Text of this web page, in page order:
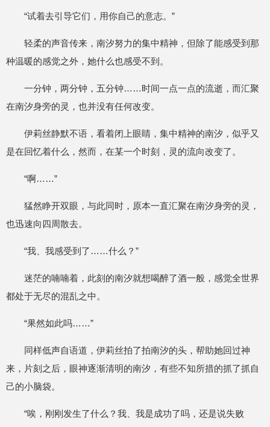
“试着去引导它们，用你自己的意志。”
轻柔的声音传来，南汐努力的集中精神，但除了能感受到那
种温暖的感觉之外，她什么也感受不到。
一分钟，两分钟，五分钟……时间一点一点的流逝，而汇聚
在南汐身旁的灵，也并没有任何改变。
伊莉丝静默不语，看着闭上眼睛，集中精神的南汐，似乎又
是在回忆着什么，然而，在某一个时刻，灵的流向改变了。
“啊……”
猛然睁开双眼，与此同时，原本一直汇聚在南汐身旁的灵，
也迅速向四周散去。
“我、我感受到了……什么？”
迷茫的喃喃着，此刻的南汐就想喝醉了酒一般，感觉全世界
都处于无尽的混乱之中。
“果然如此吗……”
同样低声自语道，伊莉丝拍了拍南汐的头，帮助她回过神
来，片刻之后，眼神逐渐清明的南汐，有些不知所措的抓了抓自
己的小脑袋。
“唉，刚刚发生了什么？我、我是成功了吗，还是说失败